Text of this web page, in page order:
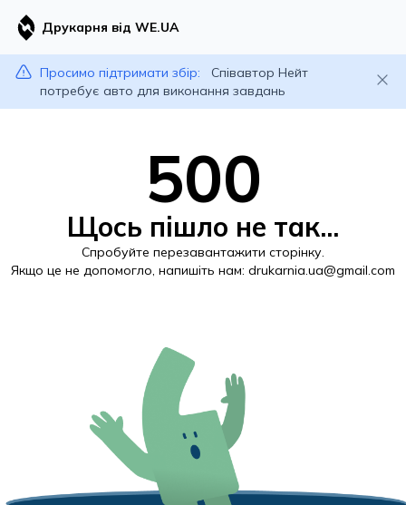
Друкарня від WE.UA
Просимо підтримати збір:
Співавтор Нейт
потребує авто для виконання завдань
500
Щось пішло не так...
Спробуйте перезавантажити сторінку.
Якщо це не допомогло, напишіть нам: drukarnia.ua@gmail.com